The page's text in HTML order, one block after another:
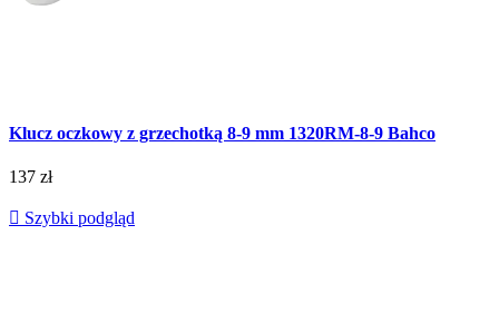
Klucz oczkowy z grzechotką 8-9 mm 1320RM-8-9 Bahco
137 zł
 Szybki podgląd